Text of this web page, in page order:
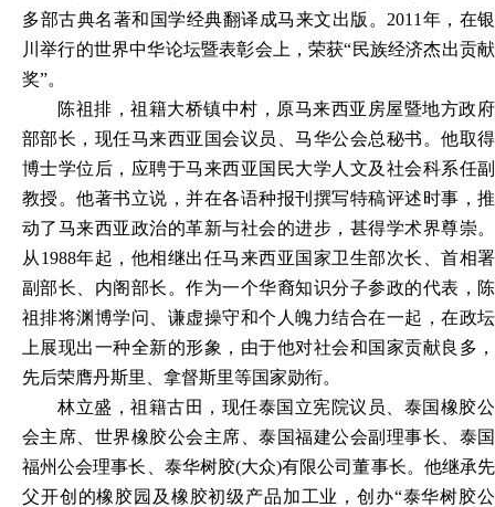
多部古典名著和国学经典翻译成马来文出版。2011年，在银
川举行的世界中华论坛暨表彰会上，荣获“民族经济杰出贡献
奖”。
陈祖排，祖籍大桥镇中村，原马来西亚房屋暨地方政府
部部长，现任马来西亚国会议员、马华公会总秘书。他取得
博士学位后，应聘于马来西亚国民大学人文及社会科系任副
教授。他著书立说，并在各语种报刊撰写特稿评述时事，推
动了马来西亚政治的革新与社会的进步，甚得学术界尊崇。
从 1988年起，他相继出任马来西亚国家卫生部次长、首相署
副部长、内阁部长。作为一个华裔知识分子参政的代表，陈
祖排将渊博学问、谦虚操守和个人魄力结合在一起，在政坛
上展现出一种全新的形象，由于他对社会和国家贡献良多，
先后荣膺丹斯里、拿督斯里等国家勋衔。
林立盛，祖籍古田，现任泰国立宪院议员、泰国橡胶公
会主席、世界橡胶公会主席、泰国福建公会副理事长、泰国
福州公会理事长、泰华树胶(大众)有限公司董事长。他继承先
父开创的橡胶园及橡胶初级产品加工业，创办“泰华树胶公